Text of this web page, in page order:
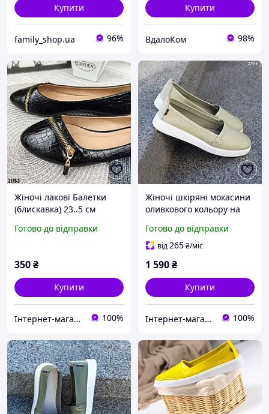
Купити
family_shop.ua 96%
Купити
ВдалоКом 98%
Жіночі лакові Балетки
(блискавка) 23..5 см
Готово до відправки
350₴
Купити
Інтернет-магазин взуття ALLEGRET 100%
Жіночі шкіряні мокасини
оливкового кольору на
Готово до відправки
від265₴/міс
1 590₴
Купити
Інтернет-магазин взуття ALLEGRET 100%